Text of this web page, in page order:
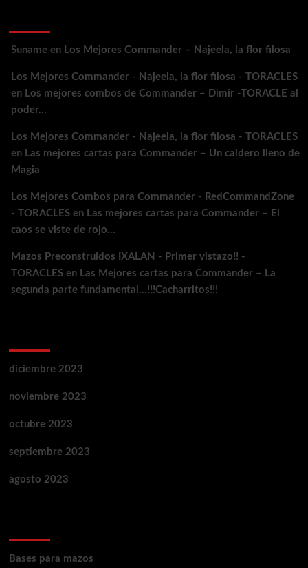
Sunameen Los Mejores Commander – Najeela, la flor filosa
Los Mejores Commander - Najeela, la flor filosa - TORACLES
en Los mejores combos de Commander – Dimir -TORACLE al
poder…
Los Mejores Commander - Najeela, la flor filosa - TORACLES
en Las mejores cartas para Commander – Un caldero lleno de
Magia
Los Mejores Combos para Commander - RedCommandZone
- TORACLESen Las mejores cartas para Commander – El
caos se viste de rojo…
Mazos Preconstruidos IXALAN - Primer vistazo!! -
TORACLESen Las Mejores cartas para Commander – La
segunda parte fundamental…!!!Cacharritos!!!
diciembre 2023
noviembre 2023
octubre 2023
septiembre 2023
agosto 2023
Bases para mazos